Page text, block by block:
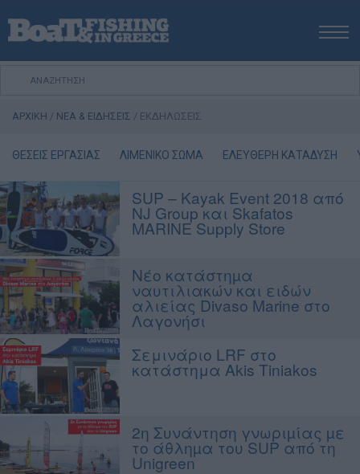
ΑΡΧΙΚΗ
ΕΚΔΟΣΕΙΣ
ΨΑΡΕΜΑ ΑΠΟ ΑΚΤΗ
ΨΑΡΟΤΟΥΦΕΚΟ
ΣΚΑΦΟΣ
VIDEO
ΕΞΟΠΛΙΣΜΟΣ
ΘΕΣΣΑΛΟΝΙΚΗ BOAT & FISHING SHOW 2025
BOAT & FISHING SHOW 2025
ΑΡΧΙΚΗ / ΝΕΑ & ΕΙΔΗΣΕΙΣ / ΕΚΔΗΛΩΣΕΙΣ
ΘΕΣΕΙΣ ΕΡΓΑΣΙΑΣ ΛΙΜΕΝΙΚΟ ΣΩΜΑ ΕΛΕΥΘΕΡΗ ΚΑΤΑΔΥΣΗ
SUP – Kayak Event 2018 από
NJ Group και Skafatos
MARINE Supply Store
Νέο κατάστηµα
ναυτιλιακών και ειδών
αλιείας Divaso Marine στο
Λαγονήσι
Σεμινάριο LRF στο
κατάστημα Akis Tiniakos
2η Συνάντηση γνωριµίας µε
το άθληµα του SUP από τη
Unigreen